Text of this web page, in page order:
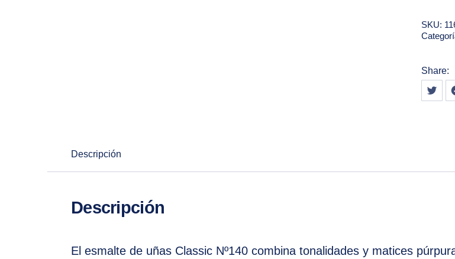
SKU:
Share:
Descripción
Descripción
El esmalte de uñas Classic Nº140 combina tonalidades y matices